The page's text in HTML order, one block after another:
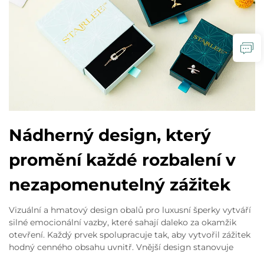
Nádherný design, který
promění každé rozbalení v
nezapomenutelný zážitek
Vizuální a hmatový design obalů pro luxusní šperky vytváří
silné emocionální vazby, které sahají daleko za okamžik
otevření. Každý prvek spolupracuje tak, aby vytvořil zážitek
hodný cenného obsahu uvnitř. Vnější design stanovuje